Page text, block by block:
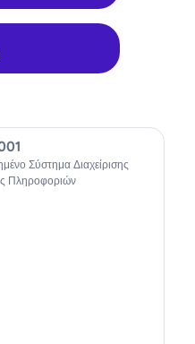
Σύστημα Διαχείρισης
Πληροφοριών